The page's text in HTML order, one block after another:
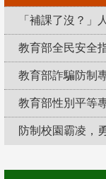
「補課了沒？」
教育部全民安全
教育部詐騙防制
教育部性別平等
防制校園霸凌，